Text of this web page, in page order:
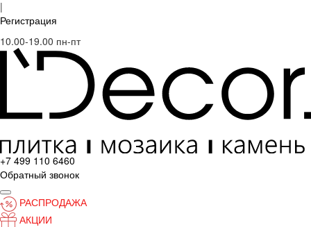
|
Регистрация
10.00-19.00 пн-пт
+7 499 110 6460
Обратный звонок
РАСПРОДАЖА
АКЦИИ